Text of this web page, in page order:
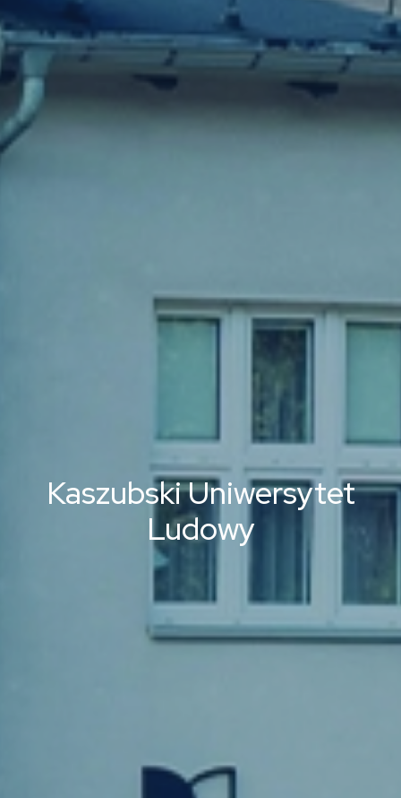
Kaszubski Uniwersytet
Ludowy